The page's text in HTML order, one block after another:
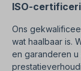
ISO-
Ons
wat haalbaar is.
en garanderen u